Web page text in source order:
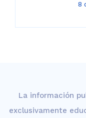
8
La información
exclusivamente